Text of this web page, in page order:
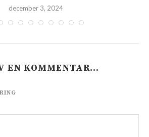
december 3, 2024
EN KOMMENTAR…